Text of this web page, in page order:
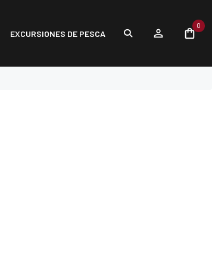
EXCURSIONES DE PESCA
0